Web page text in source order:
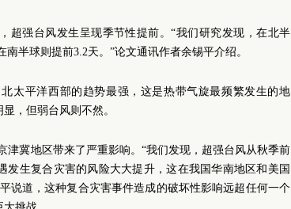
超强台风发生呈现季节性提前。“我们研究发现，在北半
半球则提前3.2天。”论文通讯作者余锡平介绍。
太平洋西部的趋势最强，这是热带气旋最频繁发生的地
，但弱台风则不然。
津冀地区带来了严重影响。“我们发现，超强台风从秋季前
生复合灾害的风险大大提升，这在我国华南地区和美国
说道，这种复合灾害事件造成的破坏性影响远超任何一个